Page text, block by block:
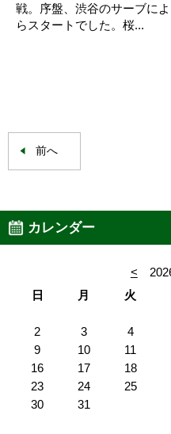
戦。序盤、渋谷のサーブに
らスタートでした。桜...
前へ
カレンダー
<
日
月 火
2
3 4
9
10 11
16
17 18
23
24 25
30
31